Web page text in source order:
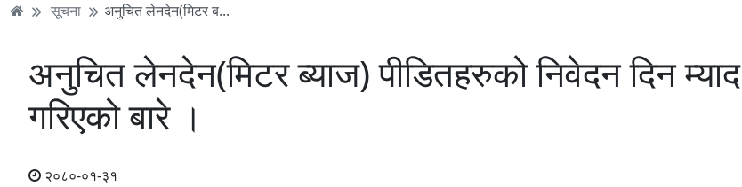
सूचना अनुचित लेनदेन(मिटर ब...
अनुचित लेनदेन(मिटर ब्याज) पीडितहरुको निवेदन दिन
गरिएको बारे ।
२०८०-०१-३१